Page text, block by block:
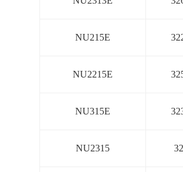
NU215E
NU2215E
NU315E
NU2315